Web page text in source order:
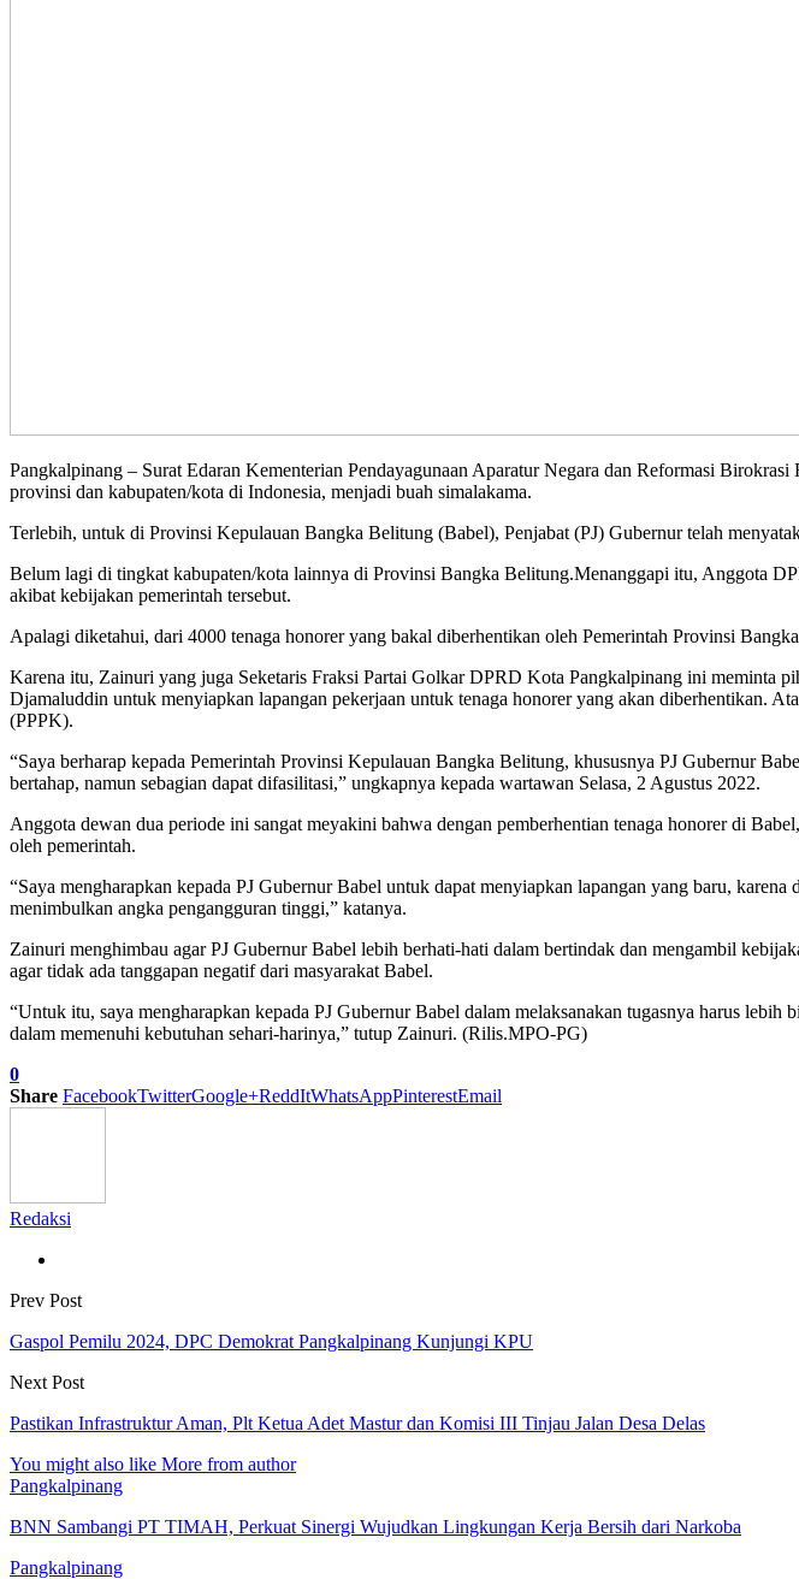
Pangkalpinang – Surat Edaran Kementerian Pendayagunaan Aparatur Negara dan Reformasi
provinsi dan kabupaten/kota di Indonesia, menjadi buah simalakama.
Terlebih, untuk di Provinsi Kepulauan Bangka Belitung (Babel), Penjabat (PJ) Gubernur telah
Belum lagi di tingkat kabupaten/kota lainnya di Provinsi Bangka Belitung.Menanggapi itu, Anggota
akibat kebijakan pemerintah tersebut.
Apalagi diketahui, dari 4000 tenaga honorer yang bakal diberhentikan oleh Pemerintah Provinsi
Karena itu, Zainuri yang juga Seketaris Fraksi Partai Golkar DPRD Kota Pangkalpinang ini meminta
Djamaluddin untuk menyiapkan lapangan pekerjaan untuk tenaga honorer yang akan diberhentikan.
(PPPK).
“Saya berharap kepada Pemerintah Provinsi Kepulauan Bangka Belitung, khususnya PJ Gubernur
bertahap, namun sebagian dapat difasilitasi,” ungkapnya kepada wartawan Selasa, 2 Agustus 2022.
Anggota dewan dua periode ini sangat meyakini bahwa dengan pemberhentian tenaga honorer di
oleh pemerintah.
“Saya mengharapkan kepada PJ Gubernur Babel untuk dapat menyiapkan lapangan yang baru,
menimbulkan angka pengangguran tinggi,” katanya.
Zainuri menghimbau agar PJ Gubernur Babel lebih berhati-hati dalam bertindak dan mengambil
agar tidak ada tanggapan negatif dari masyarakat Babel.
“Untuk itu, saya mengharapkan kepada PJ Gubernur Babel dalam melaksanakan tugasnya harus
dalam memenuhi kebutuhan sehari-harinya,” tutup Zainuri. (Rilis.MPO-PG)
0
Share FacebookTwitterGoogle+ReddItWhatsAppPinterestEmail
Redaksi
Prev Post
Gaspol Pemilu 2024, DPC Demokrat Pangkalpinang Kunjungi KPU
Next Post
Pastikan Infrastruktur Aman, Plt Ketua Adet Mastur dan Komisi III Tinjau Jalan Desa Delas
You might also like More from author
Pangkalpinang
BNN Sambangi PT TIMAH, Perkuat Sinergi Wujudkan Lingkungan Kerja Bersih dari Narkoba
Pangkalpinang